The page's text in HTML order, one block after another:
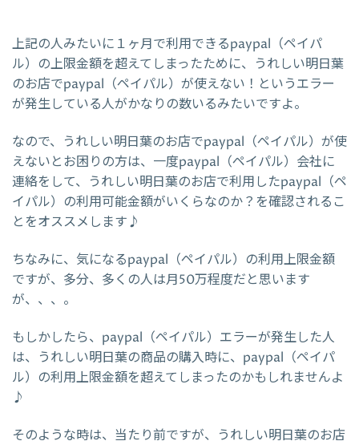
上記の人みたいに１ヶ月で利用できるpaypal（ペイパ
ル）の上限金額を超えてしまったために、うれしい明日葉
のお店でpaypal（ペイパル）が使えない！というエラー
が発生している人がかなりの数いるみたいですよ。
なので、うれしい明日葉のお店でpaypal（ペイパル）が使
えないとお困りの方は、一度paypal（ペイパル）会社に
連絡をして、うれしい明日葉のお店で利用したpaypal（ペ
イパル）の利用可能金額がいくらなのか？を確認されるこ
とをオススメします♪
ちなみに、気になるpaypal（ペイパル）の利用上限金額
ですが、多分、多くの人は月50万程度だと思います
が、、、。
もしかしたら、paypal（ペイパル）エラーが発生した人
は、うれしい明日葉の商品の購入時に、paypal（ペイパ
ル）の利用上限金額を超えてしまったのかもしれませんよ
♪
そのような時は、当たり前ですが、うれしい明日葉のお店